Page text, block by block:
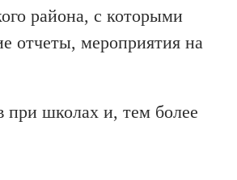
района, с которыми
отчеты, мероприятия на
при школах и, тем более